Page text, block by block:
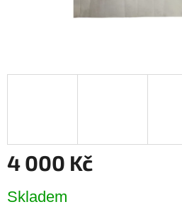
4 000 Kč
cena:
Skladem